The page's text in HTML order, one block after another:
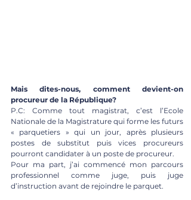
Mais dites-nous, comment devient-on
procureur de la République?
P.C: Comme tout magistrat, c’est l’Ecole
Nationale de la Magistrature qui forme les futurs
« parquetiers » qui un jour, après plusieurs
postes de substitut puis vices procureurs
pourront candidater à un poste de procureur.
Pour ma part, j’ai commencé mon parcours
professionnel comme juge, puis juge
d’instruction avant de rejoindre le parquet.